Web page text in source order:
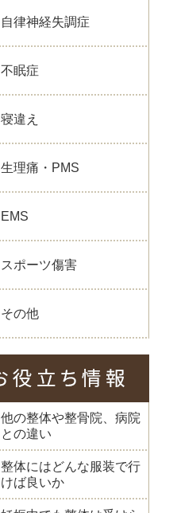
自律神経失調症
不眠症
寝違え
生理痛・PMS
EMS
スポーツ傷害
その他
他の整体や整骨院、病院
との違い
整体にはどんな服装で行
けば良いか